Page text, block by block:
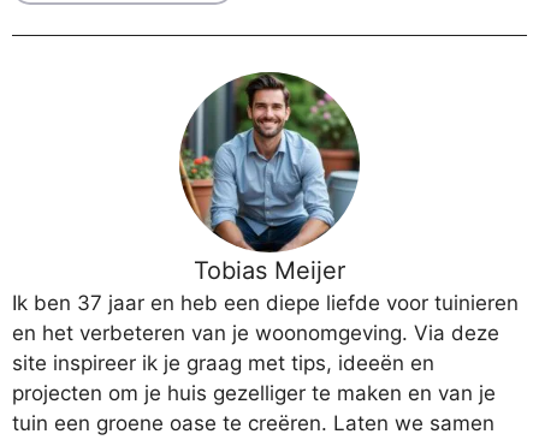
Tobias Meijer
Ik ben 37 jaar en heb een diepe liefde voor tuinieren
en het verbeteren van je woonomgeving. Via deze
site inspireer ik je graag met tips, ideeën en
projecten om je huis gezelliger te maken en van je
tuin een groene oase te creëren. Laten we samen